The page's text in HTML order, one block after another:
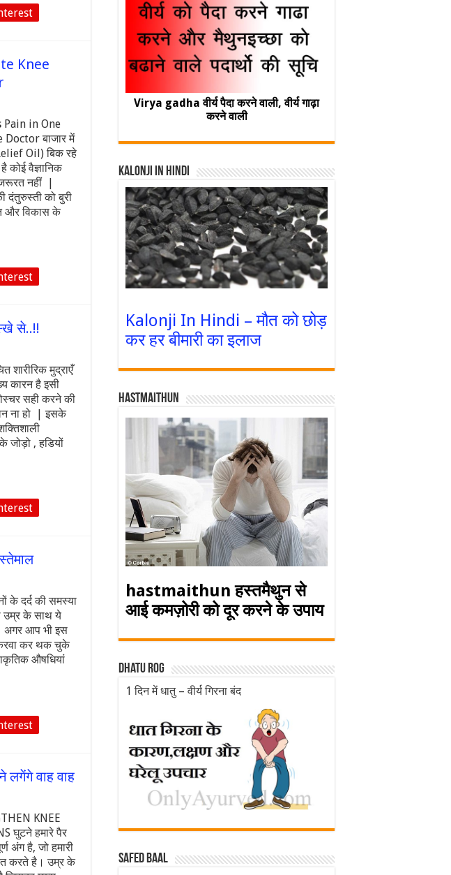
Knee
Pain in One
बाजार में
Oil) बिक रहे
वैज्ञानिक
जरूरत नहीं |
दंतुरुस्ती को बुरी
और विकास के
से..!!
शारीरिक मुद्राएँ
कारन है इसी
सही करने की
ना हो | इसके
जोड़ो , हडियों
के दर्द की समस्या
उम्र के साथ ये
अगर आप भी इस
कर थक चुके
औषधियां
लगेंगे वाह वाह
KNEE
घुटने हमारे पैर
अंग है, जो हमारी
करते है। उम्र के
Virya gadha वीर्य पैदा करने वाली, वीर्य गाढ़ा
करने वाली
Kalonji In Hindi
Kalonji In Hindi – मौत को छोड़
कर हर बीमारी का इलाज
Hastmaithun
hastmaithun हस्तमैथुन से
आई कमज़ोरी को दूर करने के उपाय
Dhatu rog
1 दिन में धातु – वीर्य गिरना बंद
Safed baal